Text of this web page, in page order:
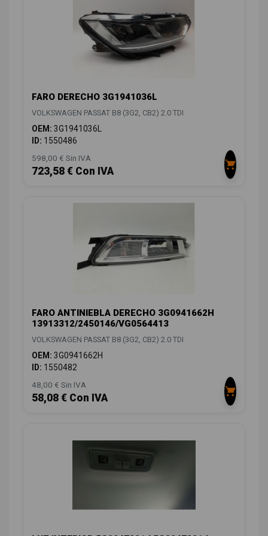
FARO DERECHO 3G1941036L
VOLKSWAGEN PASSAT B8 (3G2, CB2) 2.0 TDI
OEM: 3G1941036L
ID: 1550486
598,00 € Sin IVA
723,58 € Con IVA
FARO ANTINIEBLA DERECHO 3G0941662H
13913312/2450146/VG0564413
VOLKSWAGEN PASSAT B8 (3G2, CB2) 2.0 TDI
OEM: 3G0941662H
ID: 1550482
48,00 € Sin IVA
58,08 € Con IVA